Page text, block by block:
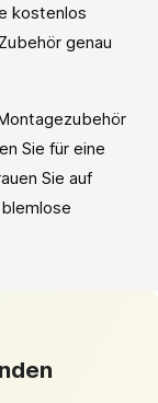
kostenlos
genau
Sie für eine
Sie auf